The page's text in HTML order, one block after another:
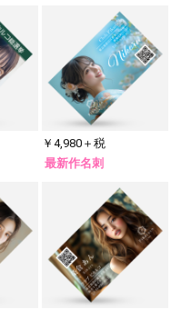
￥4,980＋税
最新作名刺